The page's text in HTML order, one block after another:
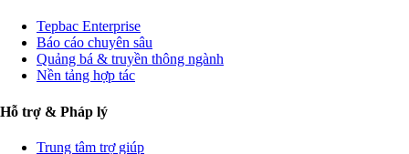
Tepbac Enterprise
Báo cáo chuyên sâu
Quảng bá & truyền thông ngành
Nền tảng hợp tác
Hỗ trợ & Pháp lý
Trung tâm trợ giúp